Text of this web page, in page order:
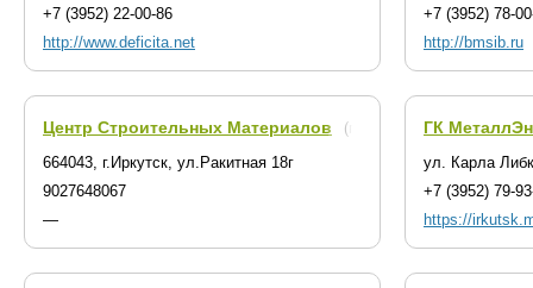
+7 (3952) 22-00-86
http://www.deficita.net
+7 (3952) 78-
http://bmsib.ru
Центр Строительных Материалов
(г. Иркутск)
664043, г.Иркутск, ул.Ракитная 18г
9027648067
—
ГК
ул. Карла
+7 (3952) 79-
https://